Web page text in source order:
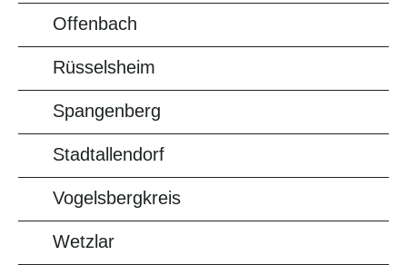
Offenbach
Rüsselsheim
Spangenberg
Stadtallendorf
Vogelsbergkreis
Wetzlar